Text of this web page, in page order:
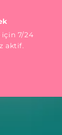
için 7/24
aktif.